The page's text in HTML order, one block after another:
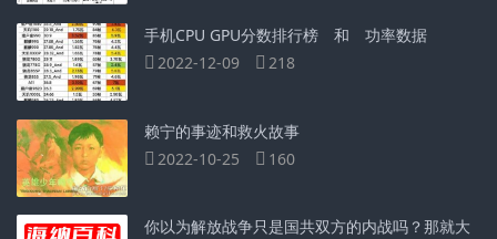
手机CPU GPU分数排行榜 和 功率数据
2022-12-09
218
赖宁的事迹和救火故事
2022-10-25
160
你以为解放战争只是国共双方的内战吗？那就大